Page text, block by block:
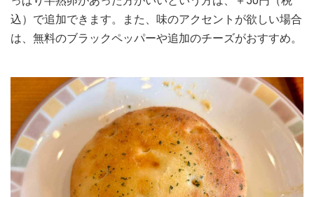
込）で追加できます。また、味のアクセントが欲しい場合
は、無料のブラックペッパーや追加のチーズがおすすめ。